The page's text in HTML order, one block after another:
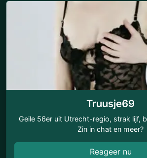
Truusje69
Geile 56er uit Utrecht-regio, strak lijf,
Zin in chat en meer?
Reageer nu